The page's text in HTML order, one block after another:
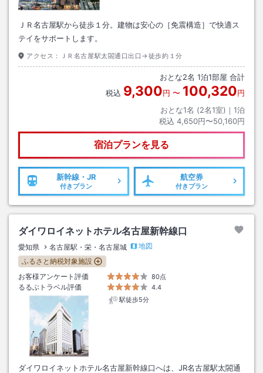
ＪＲ名古屋駅から徒歩１分。建物は安心の［免震構造］で快適ス
テイをサポートします。
アクセス： ＪＲ名古屋駅太閤通口出口→徒歩約１分
おとな2名 1泊1部屋 合計
税込 9,300円 〜 100,320円
おとな1名 (2名1室)｜ 1泊
税込 4,650円〜50,160円
宿泊プランを見る
新幹線・JR
付きプラン
航空券
付きプラン
ダイワロイネットホテル名古屋新幹線口
愛知県 名古屋駅・栄・名古屋城
地図
ふるさと納税対象施設
お客様アンケート評価
80点
るるぶトラベル評価
4.4
駅徒歩5分
ダイワロイネットホテル名古屋新幹線口へは、JR名古屋駅太閤通